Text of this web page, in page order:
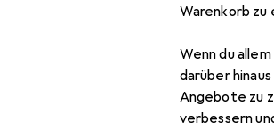
Warenkorb zu
Wenn du
darüber
Angebote zu
verbessern